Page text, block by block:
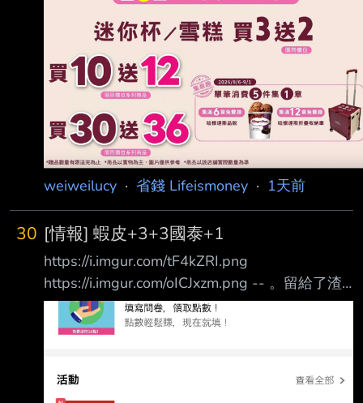
weiweilucy · 省錢 Lifeismoney · 1天前
30 [情報] 蝦皮+3+3國泰+1
https://i.imgur.com/tF4kZRI.png
https://i.imgur.com/oICJxzm.png -- 。留給了渣
男 o留給了老闆 O留給了老實人 --